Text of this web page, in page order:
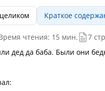
Краткое
чтения: 15 мин.
7
дед да баба. Были они